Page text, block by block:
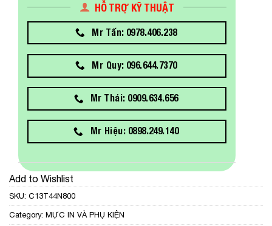
HỖ TRỢ KỸ THUẬT
Mr Tấn: 0978.406.238
Mr Quy: 096.644.7370
Mr Thái: 0909.634.656
Mr Hiệu: 0898.249.140
Add to Wishlist
SKU: C13T44N800
Category: MỰC IN VÀ PHỤ KIỆN